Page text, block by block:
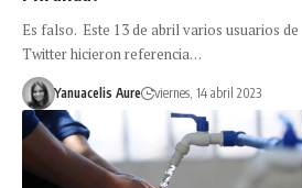
Es falso. Este 13 de abril varios usuarios de
Twitter hicieron referencia…
Yanuacelis Aure viernes, 14 abril 2023